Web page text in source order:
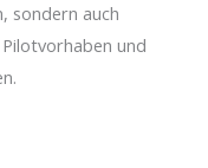
sondern auch
und